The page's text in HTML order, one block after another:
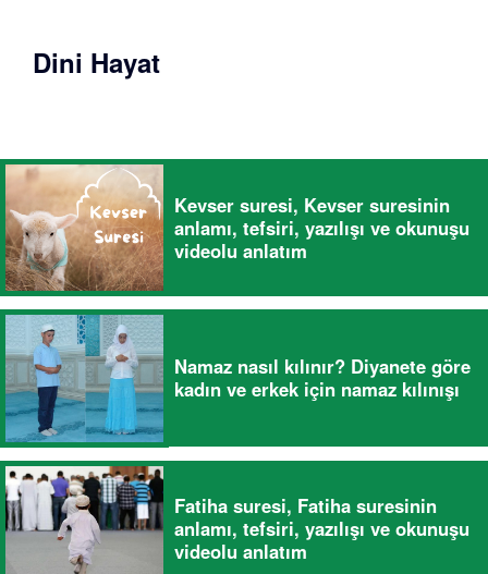
Dini Hayat
Kevser suresi, Kevser suresinin
anlamı, tefsiri, yazılışı ve okunuşu
videolu anlatım
Namaz nasıl kılınır? Diyanete göre
kadın ve erkek için namaz kılınışı
Fatiha suresi, Fatiha suresinin
anlamı, tefsiri, yazılışı ve okunuşu
videolu anlatım